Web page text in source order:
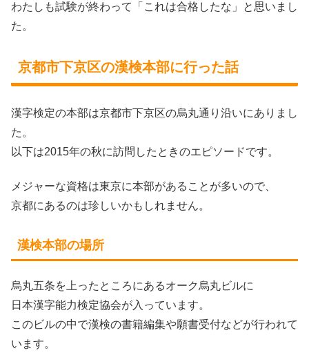
わたしも試験が終わって「これは合格したな」と思いまし
た。
京都市下京区の漢検本部に行った話
漢字検定の本部は京都市下京区の烏丸通り沿いにありまし
た。
以下は2015年の秋に訪問したときのエピソードです。
メジャーな資格は東京に本部があることが多いので、
京都にあるのは珍しいかもしれません。
漢検本部の場所
烏丸五条を上ったところにあるオーク烏丸ビルに
日本漢字能力検定協会が入っています。
このビルの中で漢検の書籍編集や願書受付などが行われて
います。